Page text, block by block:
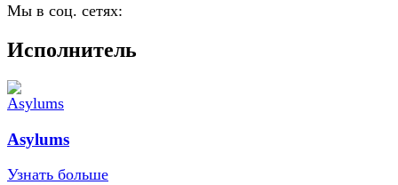
Мы в соц. сетях:
Исполнитель
Asylums
Узнать больше